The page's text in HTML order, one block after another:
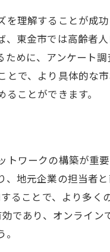
理解することが成
東金市では高齢者
めに、アンケート
で、より具体的な
ことができます。
ワークの構築が重
地元企業の担当者
ることで、より多
効であり、オンラ